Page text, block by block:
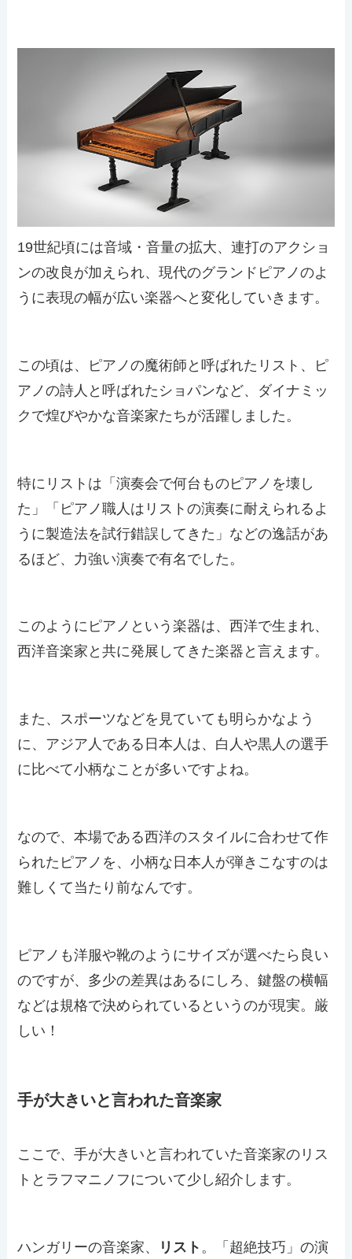
19世紀頃には音域・音量の拡大、連打のアクショ
ンの改良が加えられ、現代のグランドピアノのよ
うに表現の幅が広い楽器へと変化していきます。
この頃は、ピアノの魔術師と呼ばれたリスト、ピ
アノの詩人と呼ばれたショパンなど、ダイナミッ
クで煌びやかな音楽家たちが活躍しました。
特にリストは「演奏会で何台ものピアノを壊し
た」「ピアノ職人はリストの演奏に耐えられるよ
うに製造法を試行錯誤してきた」などの逸話があ
るほど、力強い演奏で有名でした。
このようにピアノという楽器は、西洋で生まれ、
西洋音楽家と共に発展してきた楽器と言えます。
また、スポーツなどを見ていても明らかなよう
に、アジア人である日本人は、白人や黒人の選手
に比べて小柄なことが多いですよね。
なので、本場である西洋のスタイルに合わせて作
られたピアノを、小柄な日本人が弾きこなすのは
難しくて当たり前なんです。
ピアノも洋服や靴のようにサイズが選べたら良い
のですが、多少の差異はあるにしろ、鍵盤の横幅
などは規格で決められているというのが現実。厳
しい！
手が大きいと言われた音楽家
ここで、手が大きいと言われていた音楽家のリス
トとラフマニノフについて少し紹介します。
ハンガリーの音楽家、 リスト 。「超絶技巧」の演